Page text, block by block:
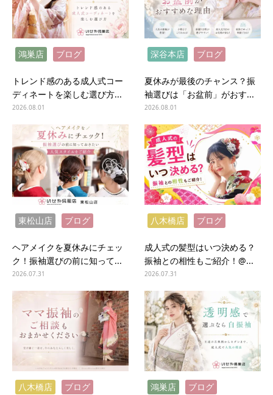
鴻巣店 ブログ
トレンド感のある成人式コー
ディネートを楽しむ選び方...
2026.08.01
深谷本店 ブログ
夏休みが最後のチャンス？振
袖選びは「お盆前」がおす...
2026.08.01
東松山店 ブログ
ヘアメイクを夏休みにチェッ
ク！振袖選びの前に知って...
2026.07.31
八木橋店 ブログ
成人式の髪型はいつ決める？
振袖との相性もご紹介！@...
2026.07.31
八木橋店 ブログ 鴻巣店 ブログ